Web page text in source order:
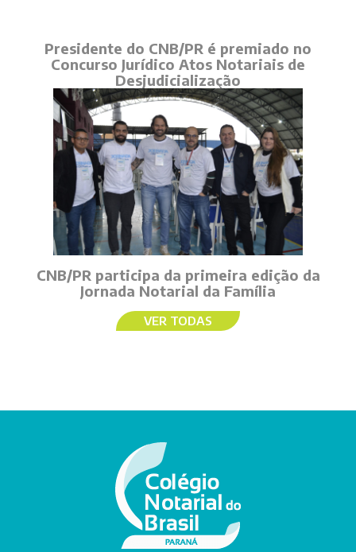
Presidente do CNB/PR é premiado no
Concurso Jurídico Atos Notariais de
Desjudicialização
CNB/PR participa da primeira edição da
Jornada Notarial da Família
VER TODAS